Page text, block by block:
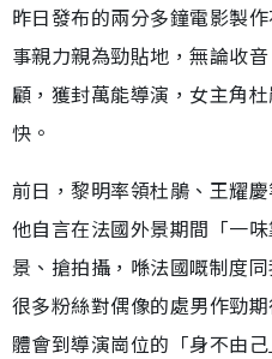
昨日發布的兩分多鐘電影製
事親力親為勁貼地，無論收
顧，獲封萬能導演，女主角
快。
前日，黎明率領杜鵑、王耀
他自言在法國外景期間「一
景、搶拍攝，喺法國嘅制度
很多粉絲對偶像的處男作勁
體會到導演崗位的「身不由